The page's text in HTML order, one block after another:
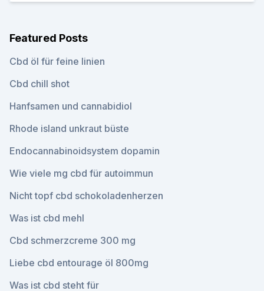
Featured Posts
Cbd öl für feine linien
Cbd chill shot
Hanfsamen und cannabidiol
Rhode island unkraut büste
Endocannabinoidsystem dopamin
Wie viele mg cbd für autoimmun
Nicht topf cbd schokoladenherzen
Was ist cbd mehl
Cbd schmerzcreme 300 mg
Liebe cbd entourage öl 800mg
Was ist cbd steht für